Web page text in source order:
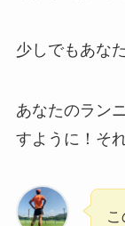
少しでもあな
あなたのラン
すように！そ